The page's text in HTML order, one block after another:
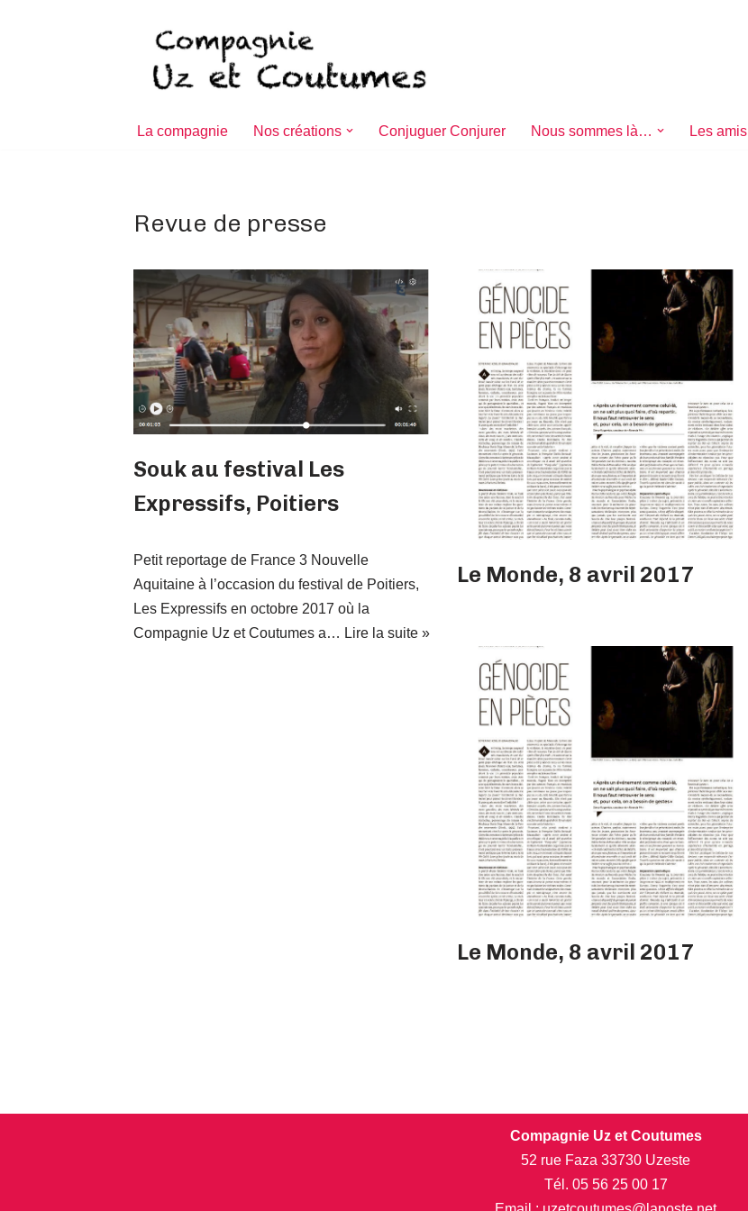
La compagnie Nos créations Conjuguer Conjurer Nous sommes là… Les amis
Revue de presse
Souk au festival Les
Expressifs, Poitiers
Petit reportage de France 3 Nouvelle
Aquitaine à l’occasion du festival de Poitiers,
Les Expressifs en octobre 2017 où la
Compagnie Uz et Coutumes a… Lire la suite »
Le Monde, 8 avril 2017
Le Monde, 8 avril 2017
Compagnie Uz et Coutumes
52 rue Faza 33730 Uzeste
Tél. 05 56 25 00 17